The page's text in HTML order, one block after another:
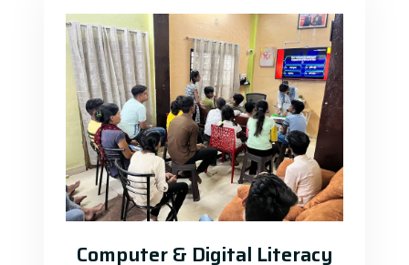
Computer & Digital Literacy